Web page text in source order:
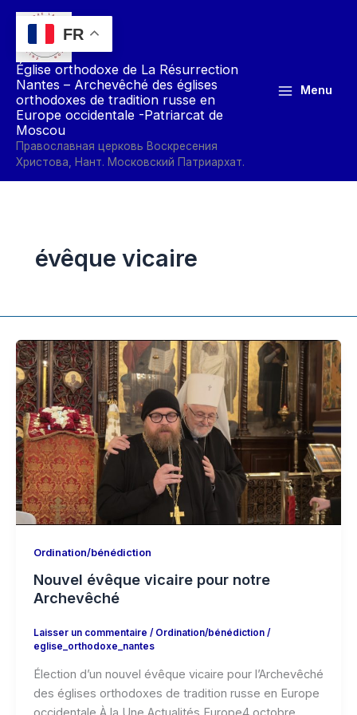
Aller
contenu
Église orthodoxe de La Résurrection
Nantes – Archevêché des églises
orthodoxes de tradition russe en
Europe occidentale -Patriarcat de
Moscou
Православная церковь Воскресения
Христова, Нант. Московский Патриархат.
Menu
évêque vicaire
Ordination/bénédiction
Nouvel évêque vicaire pour notre
Archevêché
Laisser un commentaire / Ordination/bénédiction/
eglise_orthodoxe_nantes
Élection d’un nouvel évêque vicaire pour l’Archevêché
des églises orthodoxes de tradition russe en Europe
FR